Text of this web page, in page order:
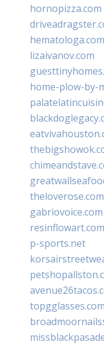
hornopizza.com
hematologa.com
lizaivanov.com
home-plow-by-
theloverose.com
gabriovoice.com
resinflowart.com
p-sports.net
topgglasses.com